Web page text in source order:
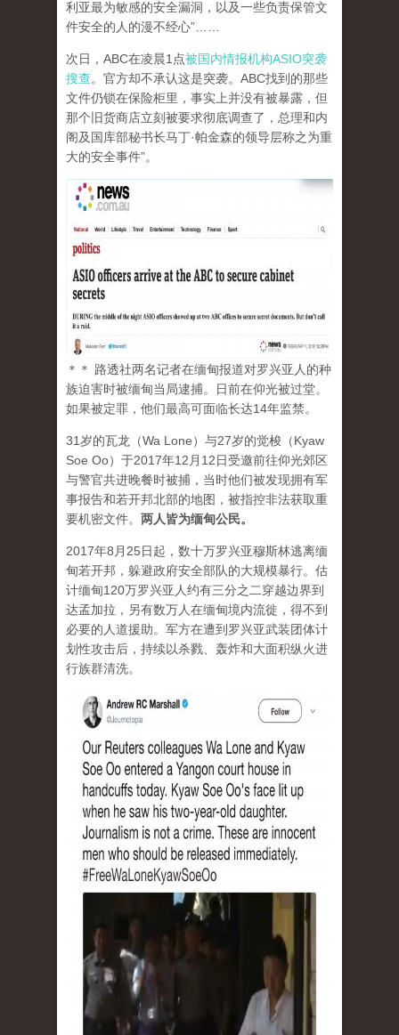
利亚最为敏感的安全漏洞，以及一些负责保管文
件安全的人的漫不经心”……
次日，ABC在凌晨1点被国内情报机构ASIO突袭
搜查。官方却不承认这是突袭。ABC找到的那些
文件仍锁在保险柜里，事实上并没有被暴露，但
那个旧货商店立刻被要求彻底调查了，总理和内
阁及国库部秘书长马丁·帕金森的领导层称之为重
大的安全事件”。
＊＊ 路透社两名记者在缅甸报道对罗兴亚人的种
族迫害时被缅甸当局逮捕。日前在仰光被过堂。
如果被定罪，他们最高可面临长达14年监禁。
31岁的瓦龙（Wa Lone）与27岁的觉梭（Kyaw
Soe Oo）于2017年12月12日受邀前往仰光郊区
与警官共进晚餐时被捕，当时他们被发现拥有军
事报告和若开邦北部的地图，被指控非法获取重
要机密文件。 两人皆为缅甸公民。
2017年8月25日起，数十万罗兴亚穆斯林逃离缅
甸若开邦，躲避政府安全部队的大规模暴行。估
计缅甸120万罗兴亚人约有三分之二穿越边界到
达孟加拉，另有数万人在缅甸境内流徙，得不到
必要的人道援助。军方在遭到罗兴亚武装团体计
划性攻击后，持续以杀戮、轰炸和大面积纵火进
行族群清洗。